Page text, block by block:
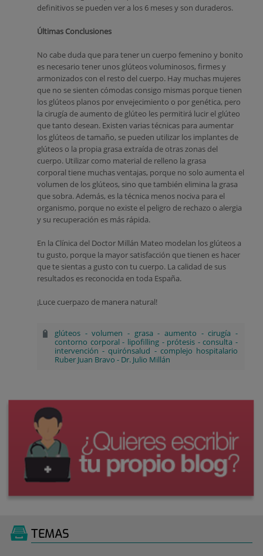
definitivos se pueden ver a los 6 meses y son duraderos.
Últimas Conclusiones
No cabe duda que para tener un cuerpo femenino y bonito
es necesario tener unos glúteos voluminosos, firmes y
armonizados con el resto del cuerpo. Hay muchas mujeres
que no se sienten cómodas consigo mismas porque tienen
los glúteos planos por envejecimiento o por genética, pero
la cirugía de aumento de glúteo les permitirá lucir el glúteo
que tanto desean. Existen varias técnicas para aumentar
los glúteos de tamaño, se pueden utilizar los implantes de
glúteos o la propia grasa extraída de otras zonas del
cuerpo. Utilizar como material de relleno la grasa
corporal tiene muchas ventajas, porque no solo aumenta el
volumen de los glúteos, sino que también elimina la grasa
que sobra. Además, es la técnica menos nociva para el
organismo, porque no existe el peligro de rechazo o alergia
y su recuperación es más rápida.
En la Clínica del Doctor Millán Mateo modelan los glúteos a
tu gusto, porque la mayor satisfacción que tienen es hacer
que te sientas a gusto con tu cuerpo. La calidad de sus
resultados es reconocida en toda España.
¡Luce cuerpazo de manera natural!
glúteos -volumen - grasa -aumento -cirugía -
contorno corporal - lipofilling- prótesis -consulta -
intervención -quirónsalud - complejo hospitalario
Ruber Juan Bravo - Dr. Julio Millán
TEMAS